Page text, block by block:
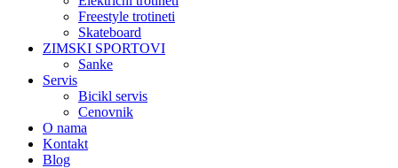
Freestyle trotineti
Skateboard
ZIMSKI SPORTOVI
Sanke
Servis
Bicikl servis
Cenovnik
O nama
Kontakt
Blog